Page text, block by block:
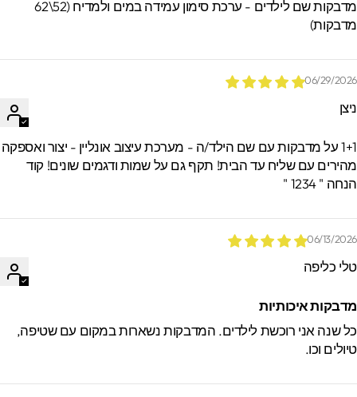
מדבקות שם לילדים - ערכת סימון עמידה במים ולמדיח (52\62
06/29/
1+1 על מדבקות עם שם הילד/ה - מערכת עיצוב אונליין - יצור ואספקה
עם שליח עד הבית! תקף גם על שמות ודגמים שונים! קוד
" 1234 "
06/13/
כליפה
איכותיות
שנה אני רוכשת לילדים. המדבקות נשארות במקום עם שטיפה,
וכו.